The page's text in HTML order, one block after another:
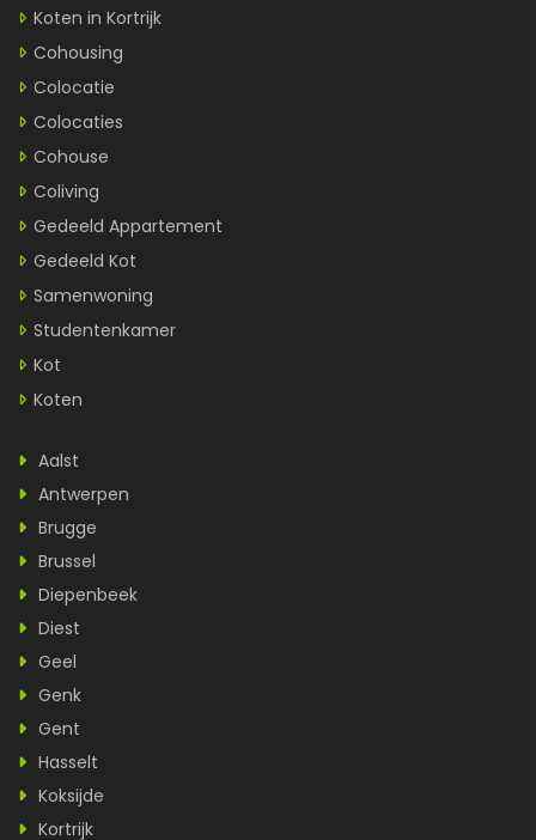
Koten in Kortrijk
Cohousing
Colocatie
Colocaties
Cohouse
Coliving
Gedeeld Appartement
Gedeeld Kot
Samenwoning
Studentenkamer
Kot
Koten
Aalst
Antwerpen
Brugge
Brussel
Diepenbeek
Diest
Geel
Genk
Gent
Hasselt
Koksijde
Kortrijk